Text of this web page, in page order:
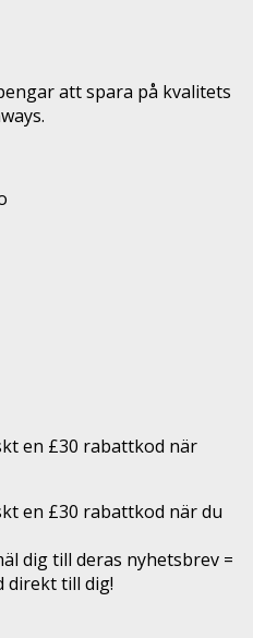
att spara på kvalitets
en £30 rabattkod när
en £30 rabattkod när du
dig till deras nyhetsbrev =
direkt till dig!